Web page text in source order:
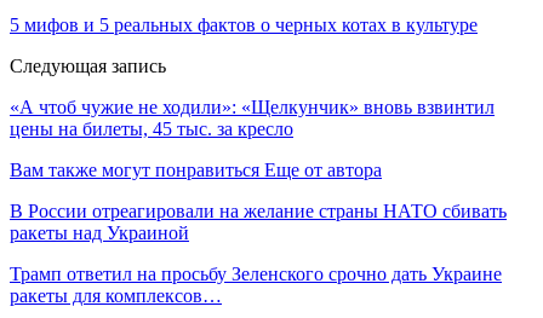
5 мифов и 5 реальных фактов о черных котах в культуре
Следующая запись
«А чтоб чужие не ходили»: «Щелкунчик» вновь взвинтил
цены на билеты, 45 тыс. за кресло
Вам также могут понравиться Еще от автора
В России отреагировали на желание страны НАТО сбивать
ракеты над Украиной
Трамп ответил на просьбу Зеленского срочно дать Украине
ракеты для комплексов…